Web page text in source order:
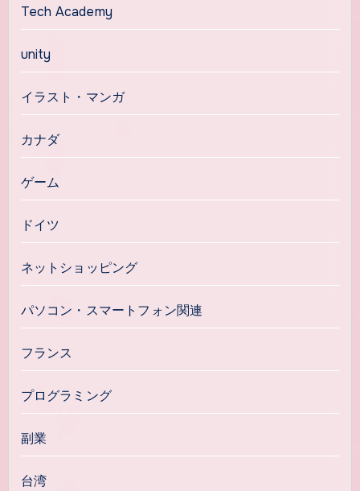
Tech Academy
unity
イラスト・マンガ
カナダ
ゲーム
ドイツ
ネットショッピング
パソコン・スマートフォン関連
フランス
プログラミング
副業
台湾